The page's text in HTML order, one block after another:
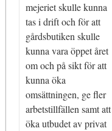
mejeriet skulle kunna
tas i drift och för att
gårdsbutiken skulle
kunna vara öppet året
om och på sikt för att
kunna öka
omsättningen, ge fler
arbetstillfällen samt att
öka utbudet av privat